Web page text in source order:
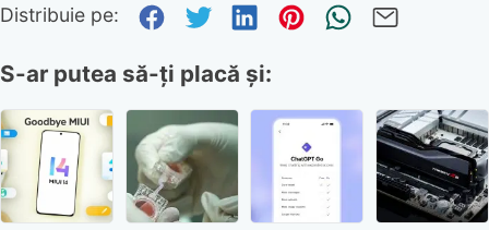
Distribuie pe: Distribuie pe Facebook
Distribuie pe Twitter
Distribuie pe
Distribuie pe
Trimite
S-ar putea să-ți placă și: